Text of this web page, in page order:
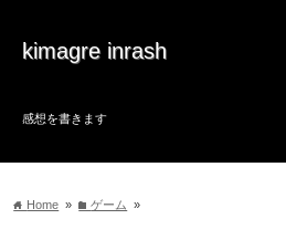
kimagre inrash
感想を書きます
home Home » folderゲーム »